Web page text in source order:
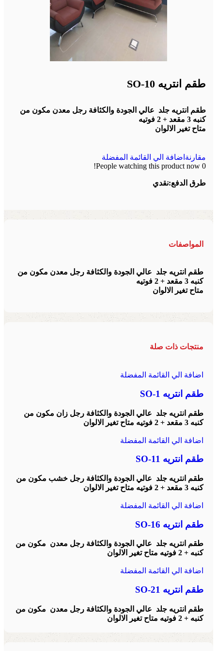
طقم انتريه SO-10
طقم انتريه جلد عالي الجودة والكثافة رجل معدن مكون من
كنبه 3 مقعد + 2 فوتيه
متاح تغير الالوان
مقارنة اضافة الي القائمة المفضلة
0
People watching this product now!
طرق الدفع:نقدي
المواصفات
طقم انتريه جلد عالي الجودة والكثافة رجل معدن مكون من
كنبه 3 مقعد + 2 فوتيه
متاح تغير الالوان
منتجات ذات صلة
اضافة الي القائمة المفضلة
طقم انتريه SO-1
طقم انتريه جلد عالي الجودة والكثافة رجل زان مكون من
كنبه 3 مقعد + 2 فوتيه
متاح تغير الالوان
اضافة الي القائمة المفضلة
طقم انتريه SO-11
طقم انتريه جلد عالي الجودة والكثافة رجل خشب مكون من
كنبه 3 مقعد + 2 فوتيه
متاح تغير الالوان
اضافة الي القائمة المفضلة
طقم انتريه SO-16
طقم انتريه جلد عالي الجودة والكثافة رجل معدن مكون من
كنبه + 2 فوتيه
متاح تغير الالوان
اضافة الي القائمة المفضلة
طقم انتريه SO-21
طقم انتريه جلد عالي الجودة والكثافة رجل معدن مكون من
كنبه + 2 فوتيه
متاح تغير الالوان